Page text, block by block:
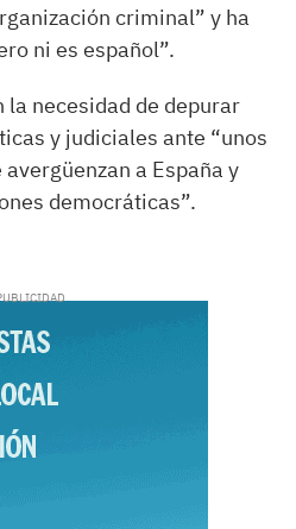
criminal” y ha
ni es español”.
necesidad de depurar
y judiciales ante “unos
a España y
democráticas”.